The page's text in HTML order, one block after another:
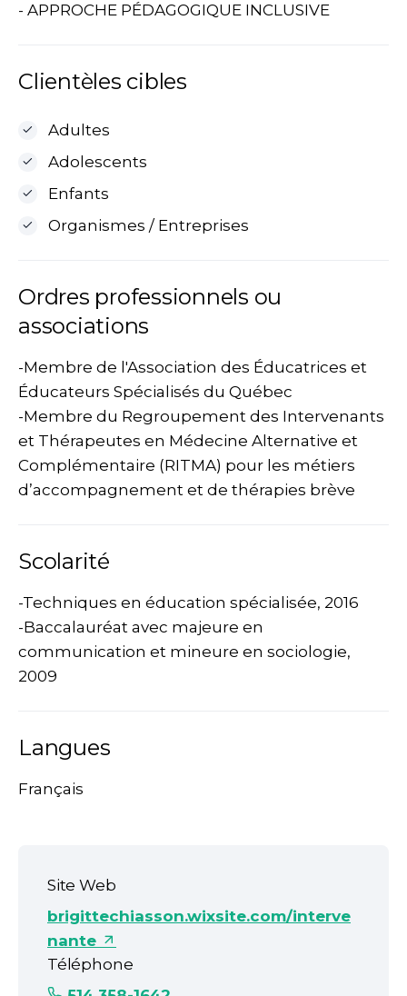
- APPROCHE PÉDAGOGIQUE INCLUSIVE
Clientèles cibles
Adultes
Adolescents
Enfants
Organismes / Entreprises
Ordres professionnels ou
associations
-Membre de l'Association des Éducatrices et
Éducateurs Spécialisés du Québec
-Membre du Regroupement des Intervenants
et Thérapeutes en Médecine Alternative et
Complémentaire (RITMA) pour les métiers
d’accompagnement et de thérapies brève
Scolarité
-Techniques en éducation spécialisée, 2016
-Baccalauréat avec majeure en
communication et mineure en sociologie,
2009
Langues
Français
Site Web
brigittechiasson.wixsite.com/interve
nante
Téléphone